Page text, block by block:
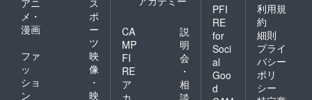
アニ
メ・
漫画
ス
ポ
ー
ツ
ファ
ッ
ショ
ン
映
像
・
映
CA
MP
FI
RE
ア
説
明
会
・
相
PFI
RE
for
Soci
al
Goo
d
利用規
約
細則
プライ
バシー
ポリ
シー